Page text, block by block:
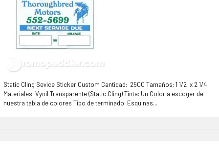
Static Cling Sevice Sticker Custom Cantidad: 2500 Tamaños: 1 1/2" x 2 1/4"
Materiales: Vynil Transparente (Static Cling) Tinta: Un Color a escoger de
nuestra tabla de colores Tipo de terminado: Esquinas...